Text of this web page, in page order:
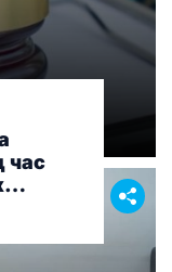
час